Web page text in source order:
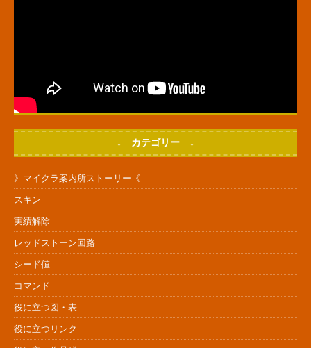
↓ カテゴリー ↓
》マイクラ案内所ストーリー《
スキン
実績解除
レッドストーン回路
シード値
コマンド
役に立つ図・表
役に立つリンク